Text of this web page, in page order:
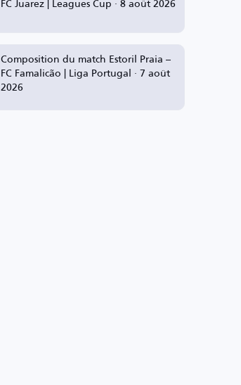
Composition du match Estoril Praia –
FC Famalicão | Liga Portugal · 7 août
2026